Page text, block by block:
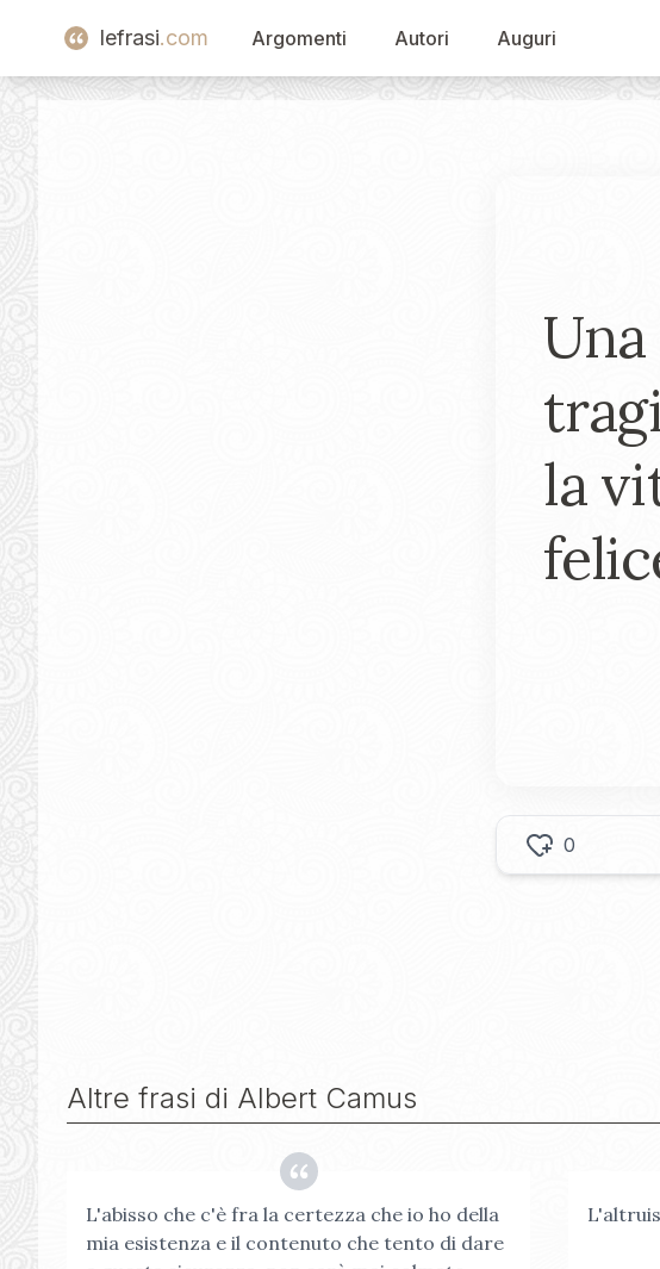
lefrasi.com Argomenti Autori Auguri
la
0
Altre frasi di Albert Camus
L'abisso che c'è fra la certezza che io ho della
mia esistenza e il contenuto che tento di dare